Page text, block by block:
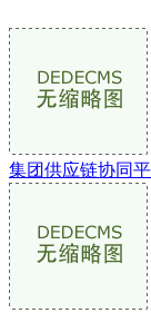
集团供应链协同